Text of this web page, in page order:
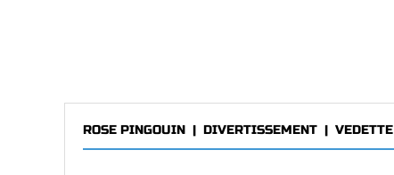
ROSE PINGOUIN | DIVERTISSEMENT | VEDETTE